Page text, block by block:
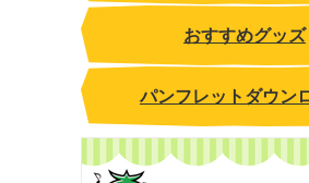
おすすめグッズ
パンフレットダウン